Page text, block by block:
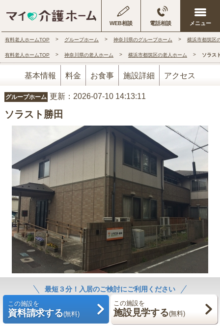
WEB相談 電話相談
有料老人ホームTOP グループホーム 神奈川県のグループホーム 横浜市都筑区
有料老人ホームTOP 神奈川県の老人ホーム 横浜市都筑区の老人ホーム ソラス
基本情報 料金 お食事 施設詳細 アクセス
グループホーム 更新：2026-07-10 14:13:11
ソラスト勝田
最短３分！入居のご検討にご利用ください
この施設を
資料請求する(無料)
この施設を
施設見学する(無料)